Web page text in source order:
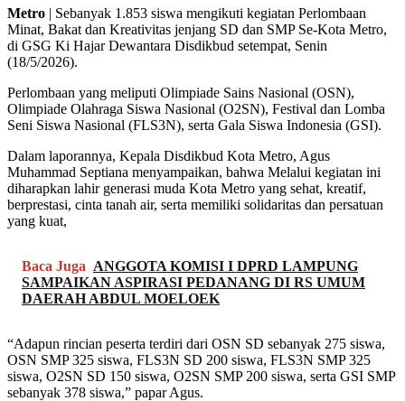
Metro | Sebanyak 1.853 siswa mengikuti kegiatan Perlombaan
Minat, Bakat dan Kreativitas jenjang SD dan SMP Se-Kota Metro,
di GSG Ki Hajar Dewantara Disdikbud setempat, Senin
(18/5/2026).
Perlombaan yang meliputi Olimpiade Sains Nasional (OSN),
Olimpiade Olahraga Siswa Nasional (O2SN), Festival dan Lomba
Seni Siswa Nasional (FLS3N), serta Gala Siswa Indonesia (GSI).
Dalam laporannya, Kepala Disdikbud Kota Metro, Agus
Muhammad Septiana menyampaikan, bahwa Melalui kegiatan ini
diharapkan lahir generasi muda Kota Metro yang sehat, kreatif,
berprestasi, cinta tanah air, serta memiliki solidaritas dan persatuan
yang kuat,
Baca Juga ANGGOTA KOMISI I DPRD LAMPUNG
SAMPAIKAN ASPIRASI PEDANANG DI RS UMUM
DAERAH ABDUL MOELOEK
“Adapun rincian peserta terdiri dari OSN SD sebanyak 275 siswa,
OSN SMP 325 siswa, FLS3N SD 200 siswa, FLS3N SMP 325
siswa, O2SN SD 150 siswa, O2SN SMP 200 siswa, serta GSI SMP
sebanyak 378 siswa,” papar Agus.